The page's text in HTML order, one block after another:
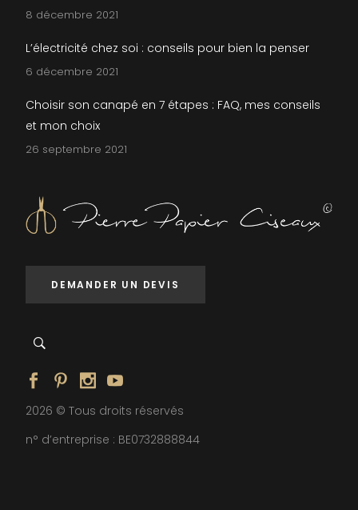
8 décembre 2021
L’électricité chez soi : conseils pour bien la penser
6 décembre 2021
Choisir son canapé en 7 étapes : FAQ, mes conseils
et mon choix
26 septembre 2021
DEMANDER UN DEVIS
2026 © Tous droits réservés
n° d’entreprise : BE0732888844